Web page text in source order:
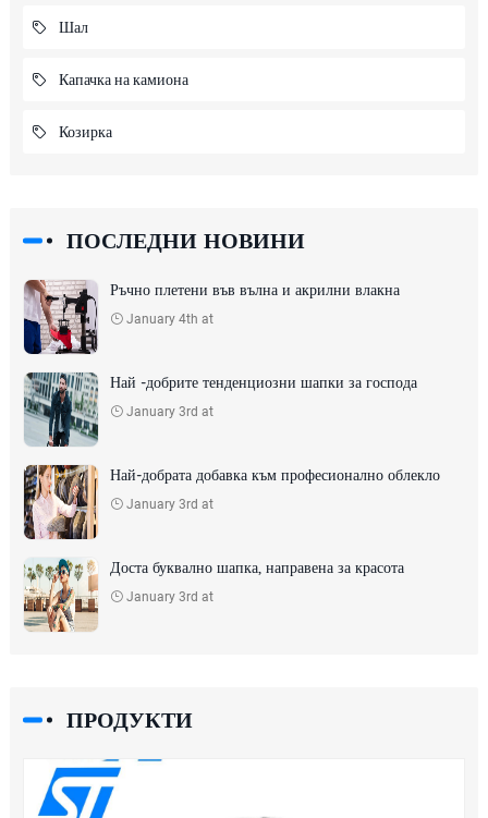
Шал
Капачка на камиона
Козирка
ПОСЛЕДНИ НОВИНИ
Ръчно плетени във вълна и акрилни влакна
January 4th at
Най -добрите тенденциозни шапки за господа
January 3rd at
Най-добрата добавка към професионално облекло
January 3rd at
Доста буквално шапка, направена за красота
January 3rd at
ПРОДУКТИ